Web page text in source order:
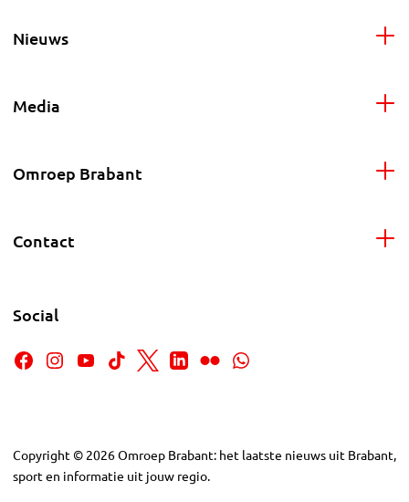
Nieuws
Media
Omroep Brabant
Contact
Social
Copyright © 2026Omroep Brabant: het laatste nieuws uit Brabant,
sport en informatie uit jouw regio.